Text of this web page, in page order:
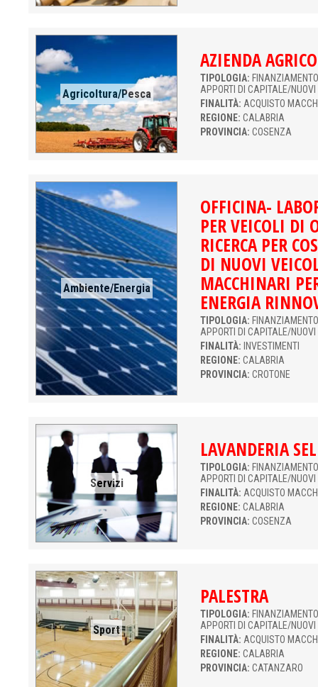
Agricoltura/Pesca
AZIENDA
TIPOLOGIA:
APPORTI DI CAPITALE/NUOVI
FINALITÀ: ACQUISTO
REGIONE: CALABRIA
PROVINCIA: COSENZA
Ambiente/Energia
OFFICINA-
PER VEICOLI DI
RICERCA PER
DI NUOVI
MACCHINARI
ENERGIA
TIPOLOGIA:
APPORTI DI CAPITALE/NUOVI
FINALITÀ: INVESTIMENTI
REGIONE: CALABRIA
PROVINCIA: CROTONE
Servizi
LAVANDERIA
TIPOLOGIA:
APPORTI DI CAPITALE/NUOVI
FINALITÀ: ACQUISTO
REGIONE: CALABRIA
PROVINCIA: COSENZA
Sport
PALESTRA
TIPOLOGIA:
APPORTI DI CAPITALE/NUOVI
FINALITÀ: ACQUISTO
REGIONE: CALABRIA
PROVINCIA: CATANZARO